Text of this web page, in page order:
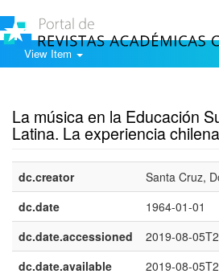
View Item
La música en la Educación
Latina. La experiencia chilena
dc.creator
Santa Cruz,
dc.date
1964-01-01
dc.date.accessioned
2019-08-
dc.date.available
2019-08-